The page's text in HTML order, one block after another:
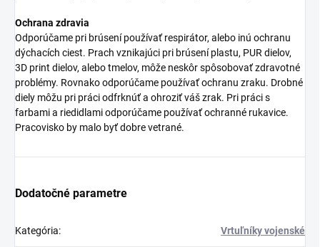
Ochrana zdravia
Odporúčame pri brúsení používať respirátor, alebo inú ochranu
dýchacích ciest. Prach vznikajúci pri brúsení plastu, PUR dielov,
3D print dielov, alebo tmelov, môže neskôr spôsobovať zdravotné
problémy. Rovnako odporúčame používať ochranu zraku. Drobné
diely môžu pri práci odfrknúť a ohroziť váš zrak. Pri práci s
farbami a riedidlami odporúčame používať ochranné rukavice.
Pracovisko by malo byť dobre vetrané.
Dodatočné parametre
Kategória: Vrtuľníky vojenské